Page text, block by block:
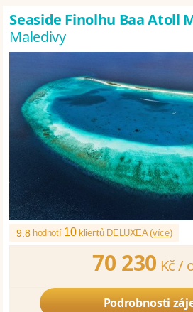
Seaside Finolhu Baa Atoll
Maledivy
9.8 hodnotí 10klientů DELUXEA (více)
70 230 Kč /
Podrobnosti